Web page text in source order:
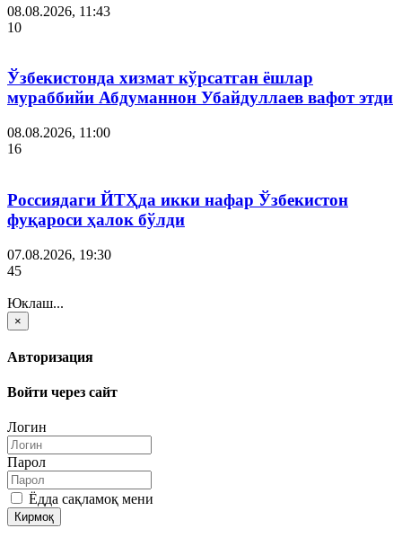
08.08.2026, 11:43
10
Ўзбекистонда хизмат кўрсатган ёшлар
мураббийи Абдуманнон Убайдуллаев вафот этди
08.08.2026, 11:00
16
Россиядаги ЙТҲда икки нафар Ўзбекистон
фуқароси ҳалок бўлди
07.08.2026, 19:30
45
Юклаш...
×
Авторизация
Войти через сайт
Логин
Парол
Ёдда сақламоқ мени